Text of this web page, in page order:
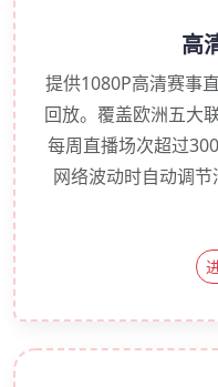
高
提供1080P高清赛事
回放。覆盖欧洲五大
每周直播场次超过
网络波动时自动调